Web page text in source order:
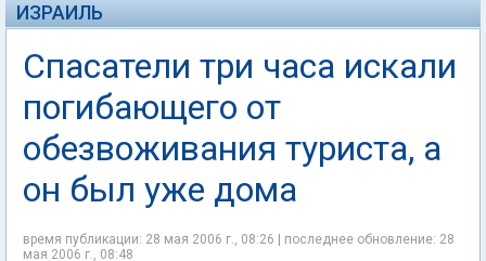
ИЗРАИЛЬ
Спасатели три часа искали
погибающего от
обезвоживания туриста, а
он был уже дома
время публикации: 28 мая 2006 г., 08:26 | последнее обновление: 28
мая 2006 г., 08:48